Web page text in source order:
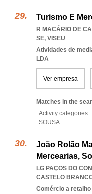
Turismo E
R MACÁRIO DE
SE, VISEU
Atividades de
LDA
Ver empresa
Matches in the
Activity categories:
SOUSA...
João Rolão
Mercearias,
LG PAÇOS DO
CASTELO
Comércio a